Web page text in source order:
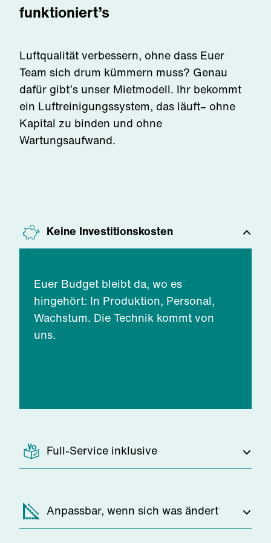
funktioniert’s
Luftqualität verbessern, ohne dass Euer
Team sich drum kümmern muss? Genau
dafür gibt’s unser Mietmodell. Ihr bekommt
ein Luftreinigungssystem, das läuft– ohne
Kapital zu binden und ohne
Wartungsaufwand.
Keine Investitionskosten
Euer Budget bleibt da, wo es
hingehört: In Produktion, Personal,
Wachstum. Die Technik kommt von
uns.
Full-Service inklusive
Von der Planung über die Montage bis
zum Filterwechsel – wir kümmern uns.
Anpassbar, wenn sich was ändert